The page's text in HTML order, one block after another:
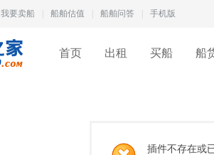
我要卖船 船舶估值 船舶问答 手机版
首页 出租 买船 船
插件不存在或